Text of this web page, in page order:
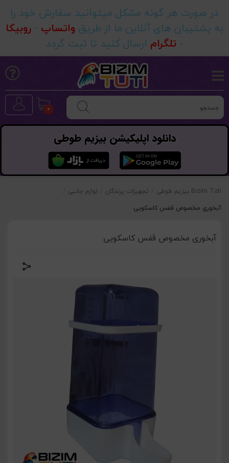
در صورت هر گونه مشکل میتوانید سفارش خود را
به پشتیبان های آنلاین ما از طریق واتساپ - روبیکا
- تلگرام ارسال کنید تا ثبت گردد
0
دانلود اپلیکیشن بیزیم طوطی
Bizim Tuti بیزیم طوطی تجهیزات پرندگان لوازم جانبی
آبخوری مخصوص قفس کاسکویی
آبخوری مخصوص قفس کاسکویی